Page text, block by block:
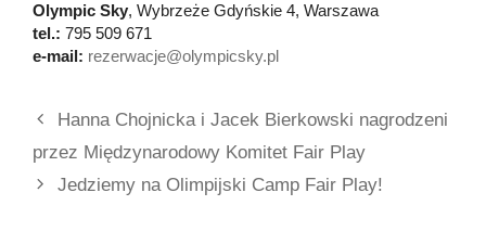
Olympic Sky, Wybrzeże Gdyńskie 4, Warszawa
tel.: 795 509 671
e-mail: rezerwacje@olympicsky.pl
Hanna Chojnicka i Jacek Bierkowski nagrodzeni
przez Międzynarodowy Komitet Fair Play
Jedziemy na Olimpijski Camp Fair Play!